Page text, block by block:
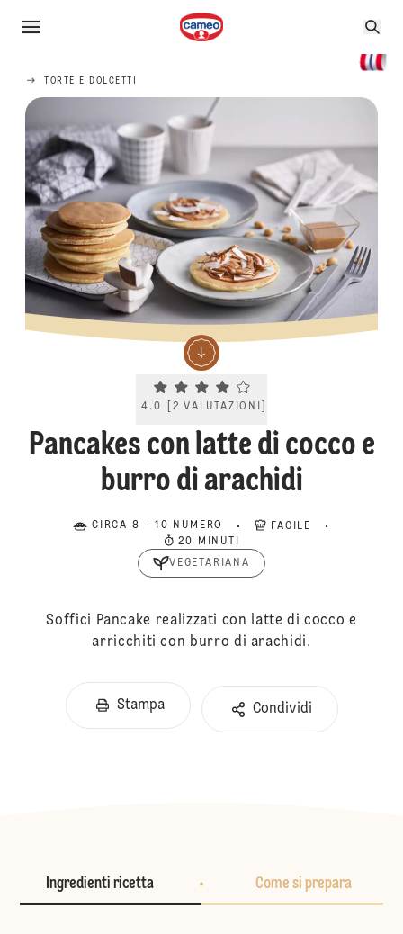
TORTE E DOLCETTI
Current rating 4.0. Click to rate.
4.0 2 VALUTAZIONI
Pancakes con latte di cocco e
burro di arachidi
CIRCA 8 - 10 NUMERO
FACILE
20 MINUTI
VEGETARIANA
Soffici Pancake realizzati con latte di cocco e
arricchiti con burro di arachidi.
Stampa Condividi
Ingredienti ricetta Come si prepara